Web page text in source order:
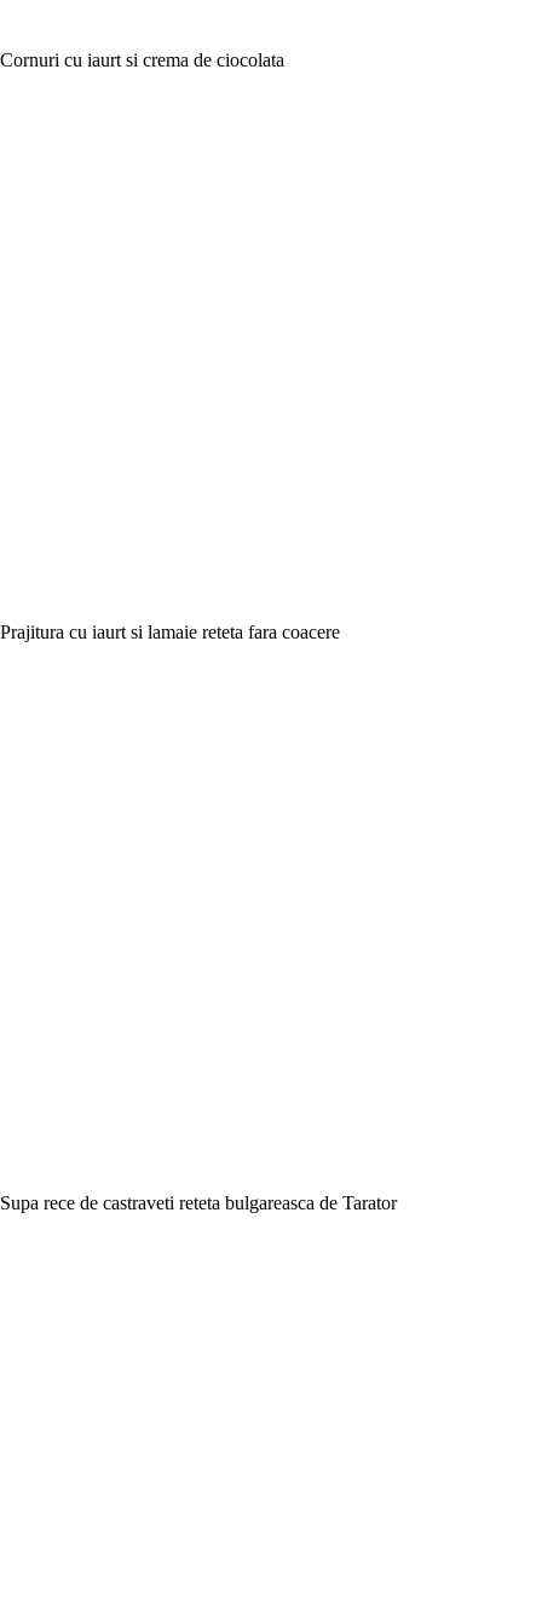
Cornuri cu iaurt si crema de ciocolata
Prajitura cu iaurt si lamaie reteta fara coacere
Supa rece de castraveti reteta bulgareasca de Tarator